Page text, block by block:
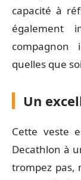
capacité à
également
compagnon
quelles que
Un
Cette veste
Decathlon à
trompez pas,